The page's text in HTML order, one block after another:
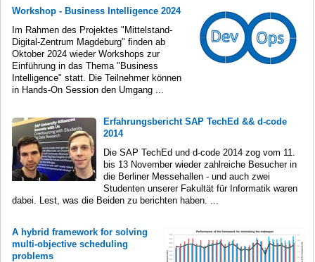
Workshop - Business Intelligence 2024
Im Rahmen des Projektes "Mittelstand-
Digital-Zentrum Magdeburg" finden ab
Oktober 2024 wieder Workshops zur
Einführung in das Thema "Business
Intelligence" statt. Die Teilnehmer können
in Hands-On Session den Umgang ...
Erfahrungsbericht SAP TechEd && d-code
2014
Die SAP TechEd und d-code 2014 zog vom 11.
bis 13 November wieder zahlreiche Besucher in
die Berliner Messehallen - und auch zwei
Studenten unserer Fakultät für Informatik waren
dabei. Lest, was die Beiden zu berichten haben. ...
A hybrid framework for solving
multi-objective scheduling
problems